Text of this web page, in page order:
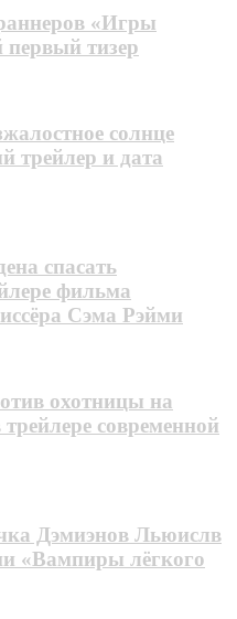
«Игры
первый тизер
солнце
трейлер и дата
спасать
фильма
Сэма Рэйми
охотницы на
современной
Дэмиэнов Льюислв
«Вампиры лёгкого